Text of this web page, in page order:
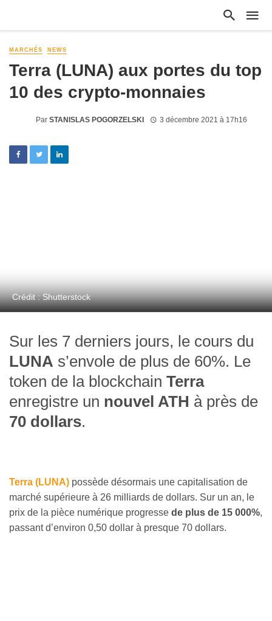
MARCHÉS NEWS
Terra (LUNA) aux portes du top
10 des crypto-monnaies
Par STANISLAS POGORZELSKI 3 décembre 2021 à 17h16
Crédit : Shutterstock
Sur les 7 derniers jours, le cours du
LUNA s’envole de plus de 60%. Le
token de la blockchain Terra
enregistre un nouvel ATH à près de
70 dollars.
Terra (LUNA) possède désormais une capitalisation de
marché supérieure à 26 milliards de dollars. Sur un an, le
prix de la pièce numérique progresse de plus de 15 000%,
passant d’environ 0,50 dollar à presque 70 dollars.